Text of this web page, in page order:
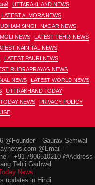
UTTARAKHAND NEWS
LATEST ALMORA NEWS
UDHAM SINGH NAGAR NEWS
NEWS
LATEST TEHRI NEWS
NAINITAL NEWS
LATEST PAURI NEWS
RUDRAPRAYAG NEWS
NEWS
LATEST WORLD NEWS
UTTRAKHAND TODAY
NEWS
PRIVACY POLICY
@Founder – Gaurav Semwal
@Email –
– +91.7906510210 @Address
Tehri Garhwal
News
updates in Hindi